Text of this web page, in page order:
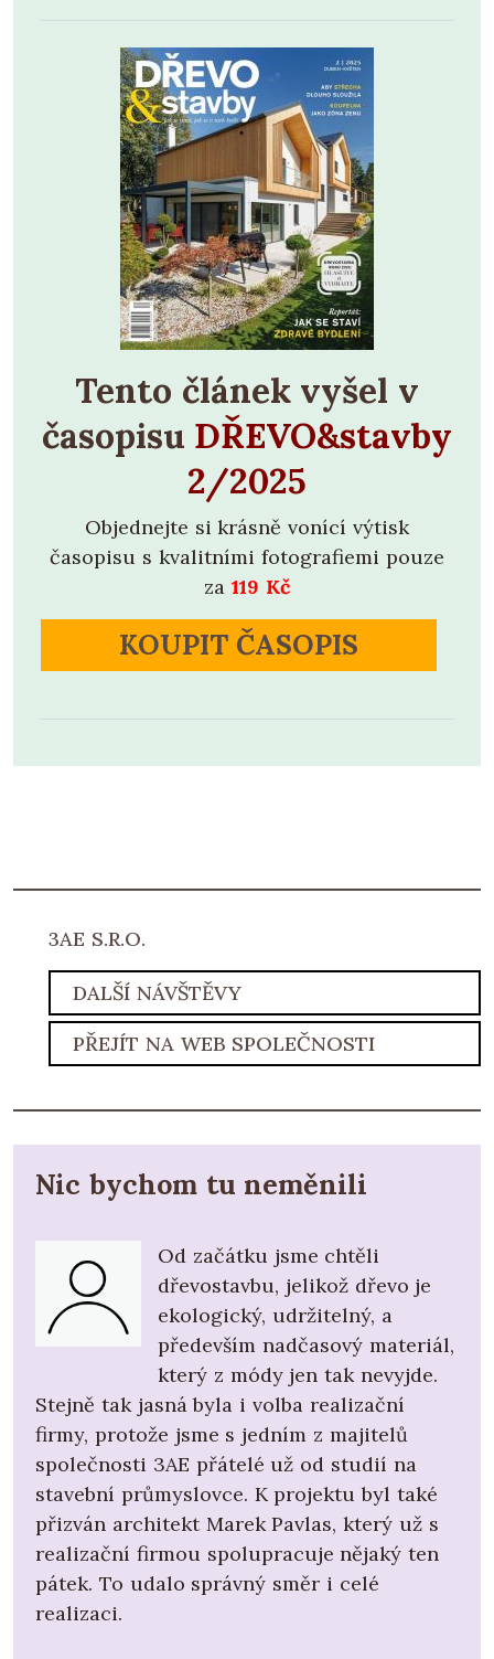
Tento článek vyšel v
časopisu DŘEVO&stavby
2/2025
Objednejte si krásně vonící výtisk
časopisu s kvalitními fotografiemi pouze
za 119 Kč
KOUPIT ČASOPIS
3AE S.R.O.
DALŠÍ NÁVŠTĚVY
PŘEJÍT NA WEB SPOLEČNOSTI
Nic bychom tu neměnili
Od začátku jsme chtěli
dřevostavbu, jelikož dřevo je
ekologický, udržitelný, a
především nadčasový materiál,
který z módy jen tak nevyjde.
Stejně tak jasná byla i volba realizační
firmy, protože jsme s jedním z majitelů
společnosti 3AE přátelé už od studií na
stavební průmyslovce. K projektu byl také
přizván architekt Marek Pavlas, který už s
realizační firmou spolupracuje nějaký ten
pátek. To udalo správný směr i celé
realizaci.